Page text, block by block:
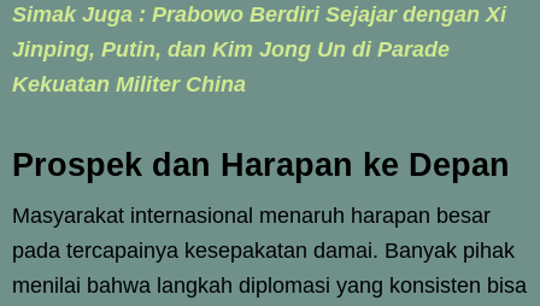
Simak Juga : Prabowo Berdiri Sejajar dengan Xi
Jinping, Putin, dan Kim Jong Un di Parade
Kekuatan Militer China
Prospek dan Harapan ke Depan
Masyarakat internasional menaruh harapan besar
pada tercapainya kesepakatan damai. Banyak pihak
menilai bahwa langkah diplomasi yang konsisten bisa